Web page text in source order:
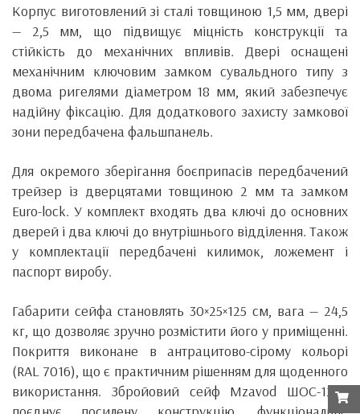
Корпус виготовлений зі сталі товщиною 1,5 мм, двері
— 2,5 мм, що підвищує міцність конструкції та
стійкість до механічних впливів. Двері оснащені
механічним ключовим замком сувальдного типу з
двома ригелями діаметром 18 мм, який забезпечує
надійну фіксацію. Для додаткового захисту замкової
зони передбачена фальшпанель.
Для окремого зберігання боєприпасів передбачений
трейзер із дверцятами товщиною 2 мм та замком
Euro-lock. У комплект входять два ключі до основних
дверей і два ключі до внутрішнього відділення. Також
у комплектації передбачені килимок, ложемент і
паспорт виробу.
Габарити сейфа становлять 30×25×125 см, вага — 24,5
кг, що дозволяє зручно розмістити його у приміщенні.
Покриття виконане в антрацитово-сірому кольорі
(RAL 7016), що є практичним рішенням для щоденного
використання. Збройовий сейф Mzavod ШОС-1250